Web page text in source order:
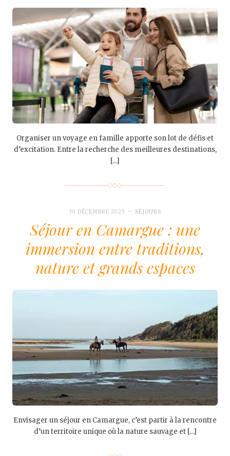
Organiser un voyage en famille apporte son lot de défis et
d’excitation. Entre la recherche des meilleures destinations,
[…]
30 DÉCEMBRE 2025 SÉJOURS
Séjour en Camargue : une
immersion entre traditions,
nature et grands espaces
Envisager un séjour en Camargue, c’est partir à la rencontre
d’un territoire unique où la nature sauvage et […]